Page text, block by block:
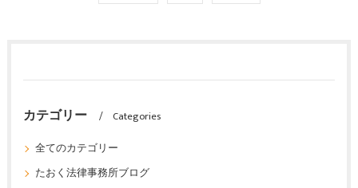
カテゴリー
Categories
全てのカテゴリー
たおく法律事務所ブログ